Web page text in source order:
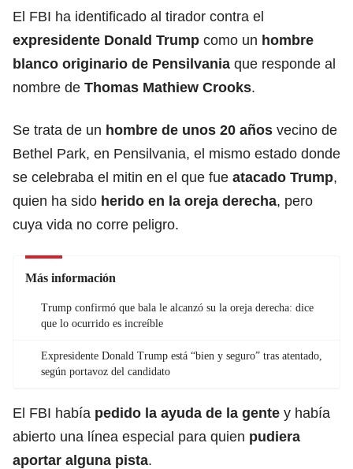
El FBI ha identificado al tirador contra el
expresidente Donald Trump como un hombre
blanco originario de Pensilvania que responde al
nombre de Thomas Mathiew Crooks.
Se trata de un hombre de unos 20 años vecino de
Bethel Park, en Pensilvania, el mismo estado donde
se celebraba el mitin en el que fue atacado Trump,
quien ha sido herido en la oreja derecha, pero
cuya vida no corre peligro.
Más información
Trump confirmó que bala le alcanzó su la oreja derecha: dice
que lo ocurrido es increíble
Expresidente Donald Trump está “bien y seguro” tras atentado,
según portavoz del candidato
El FBI había pedido la ayuda de la gente y había
abierto una línea especial para quien pudiera
aportar alguna pista.